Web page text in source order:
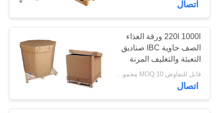
أكياس ورقية صناعية
101
اتصال
220l 1000l ورقة الغذاء
الصف حاوية IBC صناديق
التعبئة والتغليف المرنة
للمياه السائبة
قابل للتفاوض MOQ:10 مجموعات
اتصال